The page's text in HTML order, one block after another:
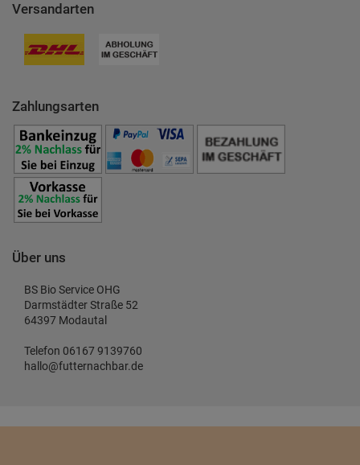
Versandarten
Zahlungsarten
Über uns
BS Bio Service OHG
Darmstädter Straße 52
64397 Modautal
Telefon 06167 9139760
hallo@futternachbar.de